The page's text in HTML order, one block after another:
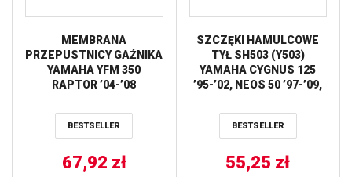
MEMBRANA
PRZEPUSTNICY GAŹNIKA
YAMAHA YFM 350
RAPTOR ’04-’08
BESTSELLER
67,92 zł
SZCZĘKI HAMULCOWE
TYŁ SH503 (Y503)
YAMAHA CYGNUS 125
’95-’02, NEOS 50 ’97-’09,
’86-’04, YFA 125 ’91-’93,
YFM 200 ’86-’89, YFM
’88-’02 GALFER
BESTSELLER
55,25 zł